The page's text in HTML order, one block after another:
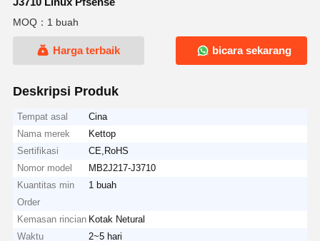
MOQ：1 buah
Harga terbaik bicara sekarang
Deskripsi Produk
Tempat asal
Cina
Nama merek
Kettop
Sertifikasi
CE,RoHS
Nomor model
MB2J217-J3710
Kuantitas min
Order
1 buah
Kemasan rincian Kotak Netural
Waktu
2~5 hari